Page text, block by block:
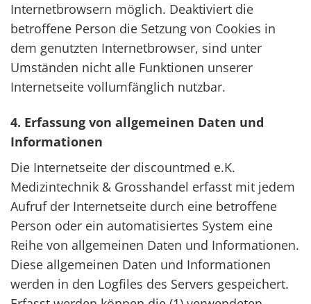
Internetbrowsern möglich. Deaktiviert die
betroffene Person die Setzung von Cookies in
dem genutzten Internetbrowser, sind unter
Umständen nicht alle Funktionen unserer
Internetseite vollumfänglich nutzbar.
4. Erfassung von allgemeinen Daten und
Informationen
Die Internetseite der discountmed e.K.
Medizintechnik & Grosshandel erfasst mit jedem
Aufruf der Internetseite durch eine betroffene
Person oder ein automatisiertes System eine
Reihe von allgemeinen Daten und Informationen.
Diese allgemeinen Daten und Informationen
werden in den Logfiles des Servers gespeichert.